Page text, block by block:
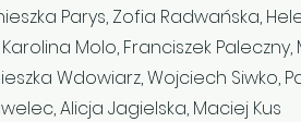
Parys, Zofia Radwańska,
Karolina Molo, Franciszek
Wdowiarz, Wojciech Siwko,
Alicja Jagielska, Maciej Kus